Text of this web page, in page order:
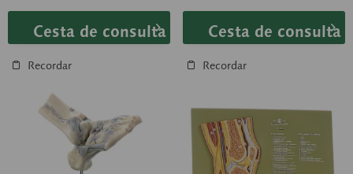
Cesta de consulta
Recordar
Cesta de consulta
Recordar